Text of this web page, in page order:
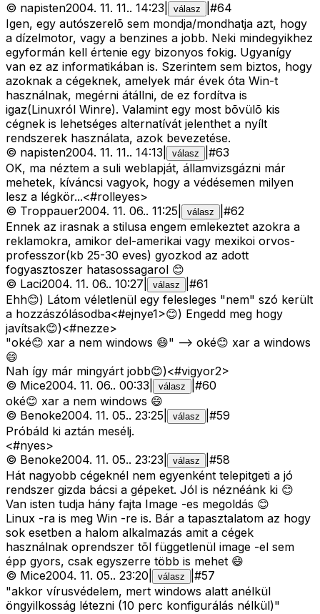
© napisten2004. 11. 11.. 14:23 válasz #64
Igen, egy autószerelõ sem mondja/mondhatja azt, hogy
a dízelmotor, vagy a benzines a jobb. Neki mindegyikhez
egyformán kell értenie egy bizonyos fokig. Ugyanígy
van ez az informatikában is. Szerintem sem biztos, hogy
azoknak a cégeknek, amelyek már évek óta Win-t
használnak, megérni átállni, de ez fordítva is
igaz(Linuxról Winre). Valamint egy most bõvülõ kis
cégnek is lehetséges alternatívát jelenthet a nyílt
rendszerek használata, azok bevezetése.
© napisten2004. 11. 11.. 14:13 válasz #63
OK, ma néztem a suli weblapját, államvizsgázni már
mehetek, kíváncsi vagyok, hogy a védésemen milyen
lesz a légkör...<#rolleyes>
© Troppauer2004. 11. 06.. 11:25 válasz #62
Ennek az irasnak a stilusa engem emlekeztet azokra a
reklamokra, amikor del-amerikai vagy mexikoi orvos-
professzor(kb 25-30 eves) gyozkod az adott
fogyasztoszer hatasossagarol 😊
© Laci2004. 11. 06.. 10:27 válasz #61
Ehh😊) Látom véletlenül egy felesleges "nem" szó került
a hozzászólásodba<#ejnye1>😊) Engedd meg hogy
javítsak😊)<#nezze>
"oké😊 xar a nem windows 😄" --> oké😊 xar a windows
😄
Nah így már mingyárt jobb😊)<#vigyor2>
© Mice2004. 11. 06.. 00:33 válasz #60
oké😊 xar a nem windows 😄
© Benoke2004. 11. 05.. 23:25 válasz #59
Próbáld ki aztán mesélj.
<#nyes>
© Benoke2004. 11. 05.. 23:23 válasz #58
Hát nagyobb cégeknél nem egyenként telepitgeti a jó
rendszer gizda bácsi a gépeket. Jól is néznéánk ki 😊
Van isten tudja hány fajta Image -es megoldás 😊
Linux -ra is meg Win -re is. Bár a tapasztalatom az hogy
sok esetben a halom alkalmazás amit a cégek
használnak oprendszer tõl függetlenül image -el sem
épp gyors, csak egyszerre több is mehet 😄
© Mice2004. 11. 05.. 23:20 válasz #57
"akkor vírusvédelem, mert windows alatt anélkül
öngyilkosság létezni (10 perc konfigurálás nélkül)"